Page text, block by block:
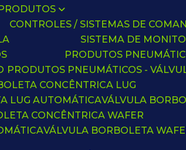
PRODUTOS
CONTROLES / SISTEMAS DE
SISTEMA DE
PRODUTOS
PRODUTOS PNEUMÁTICOS -
CONCÊNTRICA LUG
LUG AUTOMÁTICA VÁLVULA
CONCÊNTRICA WAFER
VÁLVULA BORBOLETA